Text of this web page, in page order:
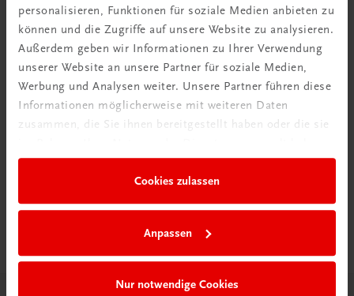
personalisieren, Funktionen für soziale Medien anbieten zu
können und die Zugriffe auf unsere Website zu analysieren.
Außerdem geben wir Informationen zu Ihrer Verwendung
unserer Website an unsere Partner für soziale Medien,
Werbung und Analysen weiter. Unsere Partner führen diese
Informationen möglicherweise mit weiteren Daten
zusammen, die Sie ihnen bereitgestellt haben oder die sie
Cookies zulassen
Anpassen
Nur notwendige Cookies
how einbringen können, sondern so auch direkt am
Puls der Zeit sind und uns entsprechend
GemeinsameE-Content-Projekte, mit denen wir unsere
bestehenden Inhalte mit denindividuellen